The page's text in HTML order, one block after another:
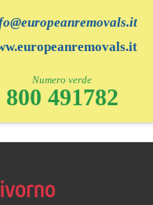
Numero verde
800 491782